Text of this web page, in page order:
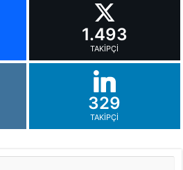
1.493
TAKIPÇI
329
TAKIPÇI